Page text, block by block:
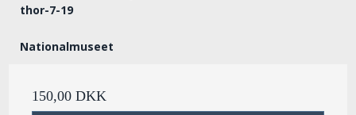
thor-7-19
Nationalmuseet
150,00 DKK